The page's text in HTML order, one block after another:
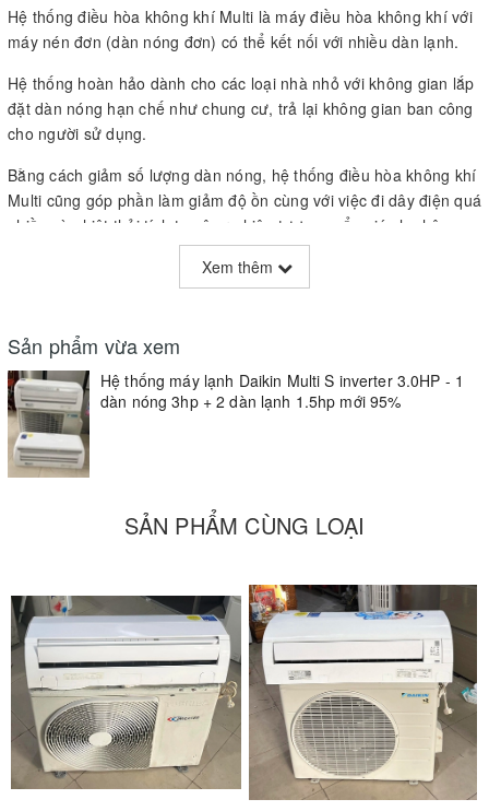
Hệ thống điều hòa không khí Multi là máy điều hòa không khí với
máy nén đơn (dàn nóng đơn) có thể kết nối với nhiều dàn lạnh.
Hệ thống hoàn hảo dành cho các loại nhà nhỏ với không gian lắp
đặt dàn nóng hạn chế như chung cư, trả lại không gian ban công
cho người sử dụng.
Bằng cách giảm số lượng dàn nóng, hệ thống điều hòa không khí
Multi cũng góp phần làm giảm độ ồn cùng với việc đi dây điện quá
nhiều và nhiệt thải tích tụ gây ra hiện tượng quẩn gió cho hệ
Hệ thống máy lạnh Daikin Multi S inverter 3.0HP - 1 dàn nóng
MKC70SVMV 2 dàn lạnh CTKC35RVMV.
Tăng vẻ đẹp cho ngôi nhà của bạn
Hệ thống Multi S chỉ sử dụng 1 dàn nóng duy nhất, giải phóng
không gian ban công của bạn.
Làm lạnh cực nhanh
Xem thêm
Sản phẩm vừa xem
Hệ thống máy lạnh Daikin Multi S inverter 3.0HP - 1
dàn nóng 3hp + 2 dàn lạnh 1.5hp mới 95%
SẢN PHẨM CÙNG LOẠI